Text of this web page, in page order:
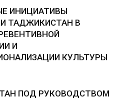
ИНИЦИАТИВЫ
ТАДЖИКИСТАН В
И
КУЛЬТУРЫ
ПОД РУКОВОДСТВОМ